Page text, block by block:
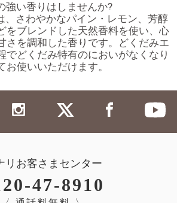
強い香りはしませんか?
、さわやかなパイン・レモン、芳醇
をブレンドした天然香料を使い、心
さを調和した香りです。どくだみエ
でどくだみ特有のにおいがなくなり
お使いいただけます。
リお客さまセンター
47-8910